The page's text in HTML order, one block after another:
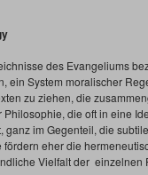
des Evangeliums
ein System moralischer
zu ziehen, die
Philosophie, die oft in eine
im Gegenteil, die
eher die
Vielfalt der einzelnen